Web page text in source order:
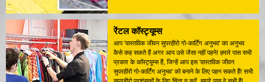
रेंटल कॉस्ट्यूम्स
आप 'वास्तविक जीवन सुपरहीरो गो-कार्टिंग अनुभव' का अनुभव
कैसे कह सकते हैं अगर आप उसे जैसा नहीं पहने! हमारे पास सभी
प्रकार के कॉस्ट्यूम्स हैं, जिन्हें आप इस 'वास्तविक जीवन
सुपरहीरो गो-कार्टिंग अनुभव' को बनाने के लिए पहन सकते हैं! सभी